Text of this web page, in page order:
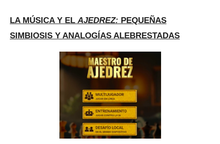
LA MÚSICA Y EL AJEDREZ: PEQUEÑAS
SIMBIOSIS Y ANALOGÍAS ALEBRESTADAS